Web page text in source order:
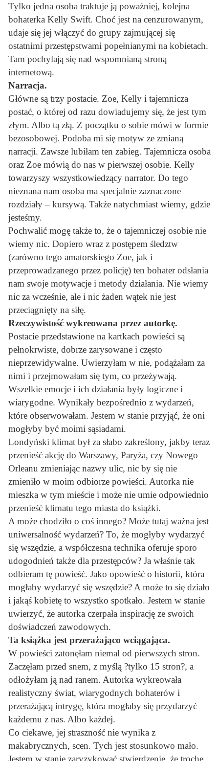
Tylko jedna osoba traktuje ją poważniej, kolejna
bohaterka Kelly Swift. Choć jest na cenzurowanym,
udaje się jej włączyć do grupy zajmującej się
ostatnimi przestępstwami popełnianymi na kobietach.
Tam pochylają się nad wspomnianą stroną
internetową.
Narracja.
Główne są trzy postacie. Zoe, Kelly i tajemnicza
postać, o której od razu dowiadujemy się, że jest tym
złym. Albo tą złą. Z początku o sobie mówi w formie
bezosobowej. Podoba mi się motyw ze zmianą
narracji. Zawsze lubiłam ten zabieg. Tajemnicza osoba
oraz Zoe mówią do nas w pierwszej osobie. Kelly
towarzyszy wszystkowiedzący narrator. Do tego
nieznana nam osoba ma specjalnie zaznaczone
rozdziały – kursywą. Także natychmiast wiemy, gdzie
jesteśmy.
Pochwalić mogę także to, że o tajemniczej osobie nie
wiemy nic. Dopiero wraz z postępem śledztw
(zarówno tego amatorskiego Zoe, jak i
przeprowadzanego przez policję) ten bohater odsłania
nam swoje motywacje i metody działania. Nie wiemy
nic za wcześnie, ale i nic żaden wątek nie jest
przeciągnięty na siłę.
Rzeczywistość wykreowana przez autorkę.
Postacie przedstawione na kartkach powieści są
pełnokrwiste, dobrze zarysowane i często
nieprzewidywalne. Uwierzyłam w nie, podążałam za
nimi i przejmowałam się tym, co przeżywają.
Wszelkie emocje i ich działania były logiczne i
wiarygodne. Wynikały bezpośrednio z wydarzeń,
które obserwowałam. Jestem w stanie przyjąć, że oni
mogłyby być moimi sąsiadami.
Londyński klimat był za słabo zakreślony, jakby teraz
przenieść akcję do Warszawy, Paryża, czy Nowego
Orleanu zmieniając nazwy ulic, nic by się nie
zmieniło w moim odbiorze powieści. Autorka nie
mieszka w tym mieście i może nie umie odpowiednio
przenieść klimatu tego miasta do książki.
A może chodziło o coś innego? Może tutaj ważna jest
uniwersalność wydarzeń? To, że mogłyby wydarzyć
się wszędzie, a współczesna technika oferuje sporo
udogodnień także dla przestępców? Ja właśnie tak
odbieram tę powieść. Jako opowieść o historii, która
mogłaby wydarzyć się wszędzie? A może to się działo
i jakąś kobietę to wszystko spotkało. Jestem w stanie
uwierzyć, że autorka czerpała inspirację ze swoich
doświadczeń zawodowych.
Ta książka jest przerażająco wciągająca.
W powieści zatonęłam niemal od pierwszych stron.
Zaczęłam przed snem, z myślą ?tylko 15 stron?, a
odłożyłam ją nad ranem. Autorka wykreowała
realistyczny świat, wiarygodnych bohaterów i
przerażającą intrygę, która mogłaby się przydarzyć
każdemu z nas. Albo każdej.
Co ciekawe, jej straszność nie wynika z
makabrycznych, scen. Tych jest stosunkowo mało.
Jestem w stanie zaryzykować stwierdzenie, że trochę